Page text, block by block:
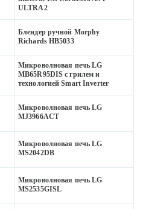
ULTRA2
Блендер ручной Morphy
Richards HB5033
Микроволновая печь LG
MB65R95DIS с грилем и
технологией Smart Inverter
Микроволновая печь LG
MJ3966ACT
Микроволновая печь LG
MS2042DB
Микроволновая печь LG
MS2535GISL